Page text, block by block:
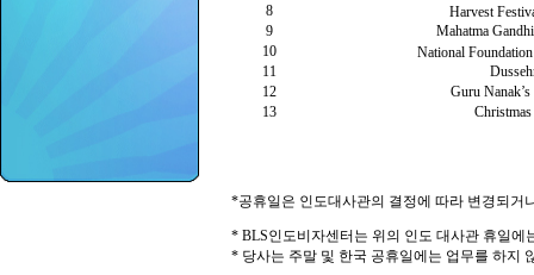
8
Harvest
9
Mahatma
10
National
11
12
Guru
13
*공휴일은 인도대사관의 결정에 따라 변경되거
* BLS인도비자센터는 위의 인도 대사관 휴일
* 당사는 주말 및 한국 공휴일에는 업무를 하지